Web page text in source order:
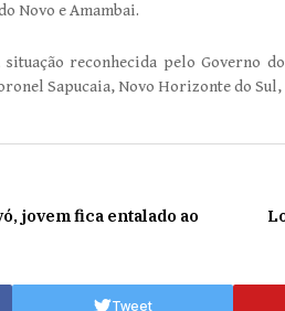
Novo e Amambai.
situação reconhecida pelo Governo
Sapucaia, Novo Horizonte do
jovem fica entalado ao
Tweet